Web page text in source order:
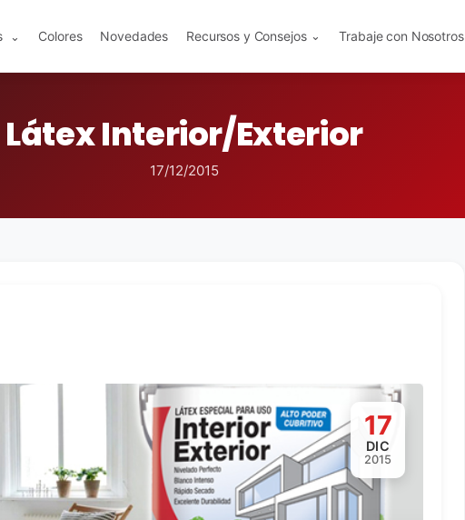
⌄ Colores Novedades Recursos y Consejos ⌄ Trabaje con Nosotros
Látex Interior/Exterior
17/12/2015
Loading image... 17
DIC
2015